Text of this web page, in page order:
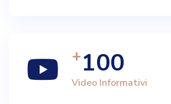
+100
Video Informativi